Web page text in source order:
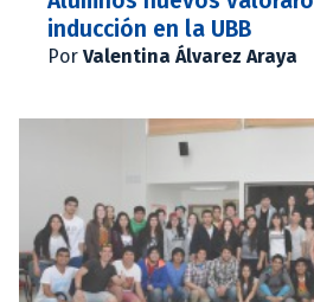
inducción en la UBB
Por Valentina Álvarez Araya